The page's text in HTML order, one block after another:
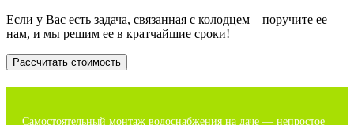
Если у Вас есть задача, связанная с колодцем – поручите ее
нам, и мы решим ее в кратчайшие сроки!
Рассчитать стоимость
Самостоятельный монтаж водоснабжения на даче — непростое